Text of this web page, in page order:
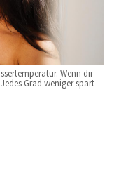
Wenn dir
Grad weniger spart